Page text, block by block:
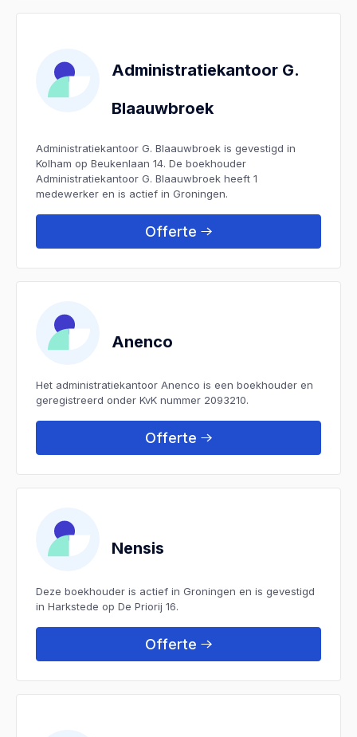
Administratiekantoor G.
Blaauwbroek
Administratiekantoor G. Blaauwbroek is gevestigd in
Kolham op Beukenlaan 14. De boekhouder
Administratiekantoor G. Blaauwbroek heeft 1
medewerker en is actief in Groningen.
Offerte
Anenco
Het administratiekantoor Anenco is een boekhouder en
geregistreerd onder KvK nummer 2093210.
Offerte
Nensis
Deze boekhouder is actief in Groningen en is gevestigd
in Harkstede op De Priorij 16.
Offerte